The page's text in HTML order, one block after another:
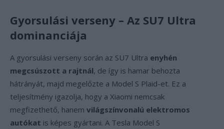
Gyorsulási verseny – Az SU7 Ultra
dominanciája
A gyorsulási verseny során az SU7 Ultra enyhén
megcsúszott a rajtnál, de így is hamar behozta
hátrányát, majd megelőzte a Model S Plaid-et. Ez a
teljesítmény igazolja, hogy a Xiaomi nemcsak
megfizethető, hanem világszínvonalú elektromos
autókat is képes gyártani. A Tesla Model S